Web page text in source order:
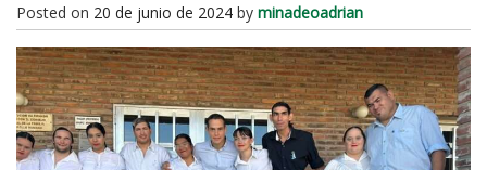
Posted on 20 de junio de 2024 by minadeoadrian